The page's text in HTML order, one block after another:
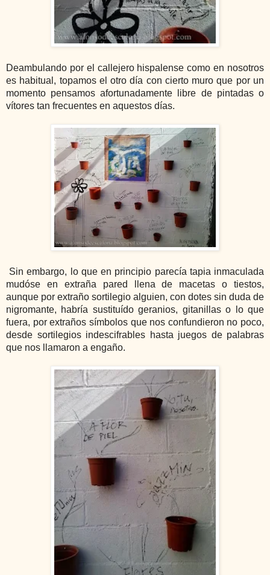
Deambulando por el callejero hispalense como en nosotros
es habitual, topamos el otro día con cierto muro que por un
momento pensamos afortunadamente libre de pintadas o
vítores tan frecuentes en aquestos días.
Sin embargo, lo que en principio parecía tapia inmaculada
mudóse en extraña pared llena de macetas o tiestos,
aunque por extraño sortilegio alguien, con dotes sin duda de
nigromante, habría sustituído geranios, gitanillas o lo que
fuera, por extraños símbolos que nos confundieron no poco,
desde sortilegios indescifrables hasta juegos de palabras
que nos llamaron a engaño.